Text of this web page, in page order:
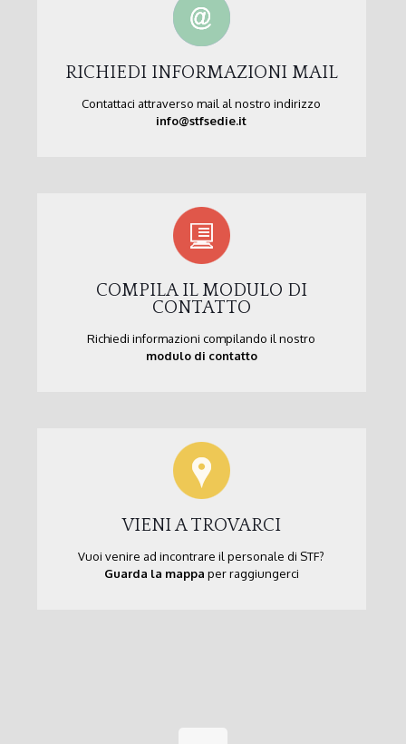
RICHIEDI INFORMAZIONI MAIL
Contattaci attraverso mail al nostro indirizzo
info@stfsedie.it
COMPILA IL MODULO DI
CONTATTO
Richiedi informazioni compilando il nostro
modulo di contatto
VIENI A TROVARCI
Vuoi venire ad incontrare il personale di STF?
Guarda la mappa per raggiungerci